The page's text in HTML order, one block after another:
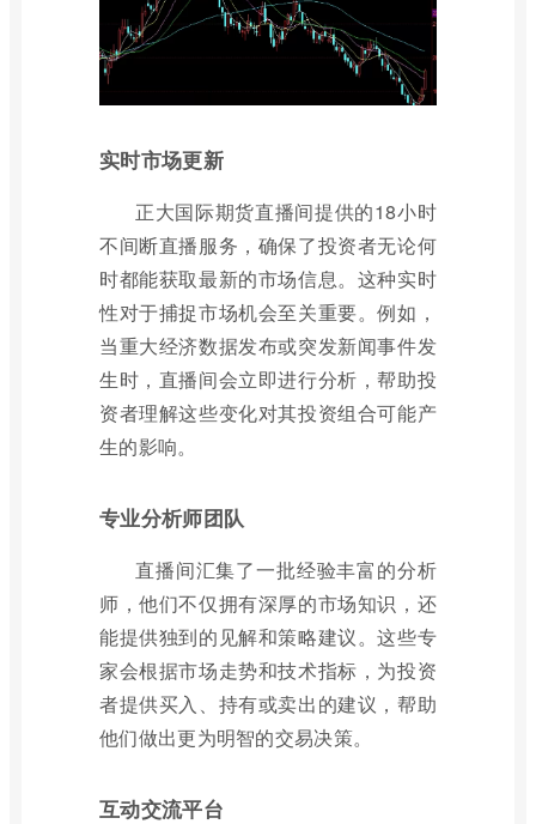
实时市场更新
正大国际期货直播间提供的18小时
不间断直播服务，确保了投资者无论何
时都能获取最新的市场信息。这种实时
性对于捕捉市场机会至关重要。例如，
当重大经济数据发布或突发新闻事件发
生时，直播间会立即进行分析，帮助投
资者理解这些变化对其投资组合可能产
生的影响。
专业分析师团队
直播间汇集了一批经验丰富的分析
师，他们不仅拥有深厚的市场知识，还
能提供独到的见解和策略建议。这些专
家会根据市场走势和技术指标，为投资
者提供买入、持有或卖出的建议，帮助
他们做出更为明智的交易决策。
互动交流平台